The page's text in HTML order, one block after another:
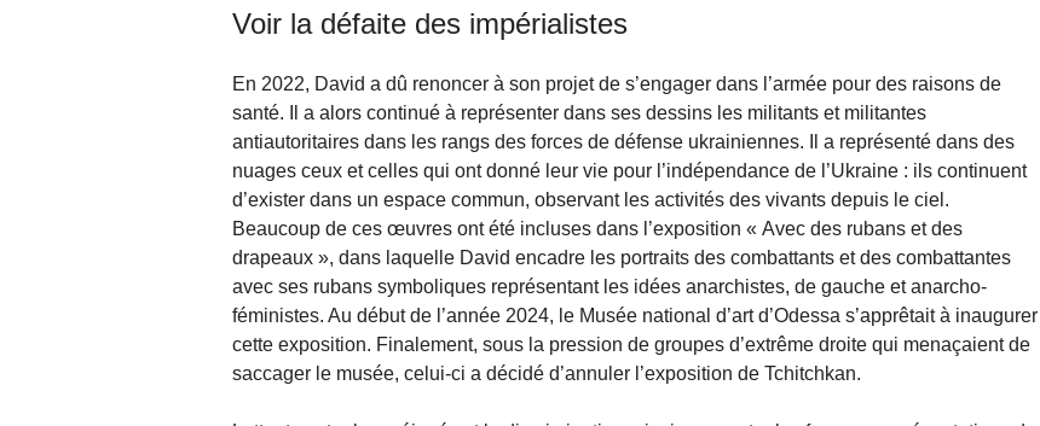
Voir la défaite des impérialistes
En 2022, David a dû renoncer à son projet de s’engager dans l’armée pour des raisons de
santé. Il a alors continué à représenter dans ses dessins les militants et militantes
antiautoritaires dans les rangs des forces de défense ukrainiennes. Il a représenté dans des
nuages ceux et celles qui ont donné leur vie pour l’indépendance de l’Ukraine : ils continuent
d’exister dans un espace commun, observant les activités des vivants depuis le ciel.
Beaucoup de ces œuvres ont été incluses dans l’exposition « Avec des rubans et des
drapeaux », dans laquelle David encadre les portraits des combattants et des combattantes
avec ses rubans symboliques représentant les idées anarchistes, de gauche et anarcho-
féministes. Au début de l’année 2024, le Musée national d’art d’Odessa s’apprêtait à inaugurer
cette exposition. Finalement, sous la pression de groupes d’extrême droite qui menaçaient de
saccager le musée, celui-ci a décidé d’annuler l’exposition de Tchitchkan.